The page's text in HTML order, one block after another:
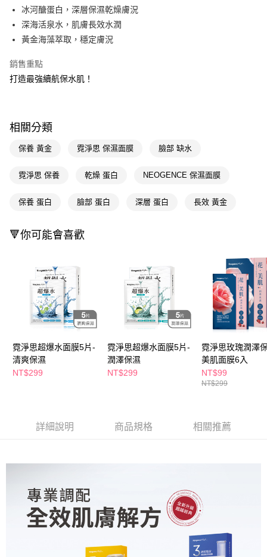
悠遊付
Google Pay
相關說明
【關於「AFTEE先享後付」】
２．便利：只要手機號碼，簡訊認證，即可結帳。
３．安心：先確認商品／服務後，再付款。
【「AFTEE先享後付」結帳流程】
結帳頁面，進行簡訊認證並確認金額後，即可完成結帳。
３．收到繳費通知簡訊後14天內，點擊此簡訊中的連結，可透過四大超商／
ATM／網路銀行／等多元方式進行付款，方視為交易完成。
購買商品的店家。未經商家同意取消之訂單仍視為有效，需透過AFTEE先享
後付繳納相關費用。
是否繳費成功／繳費後需取消欲退款等相關疑問，請聯繫「AFTEE先享後付
客戶支援中心」 https://netprotections.freshdesk.com/support/home
【注意事項】
１．透過由恩沛科技股份有限公司提供之「AFTEE先享後付」服務完成之交
易，需依本服務之必要範圍內提供個人資料，並將交易相關給付款項請求債
權轉讓予恩沛科技股份有限公司。
https://aftee.tw/terms/#terms3
３．未成年的使用者請事先徵得法定代理人或監護人之同意方可使用
「AFTEE先享後付」，若未經同意申辦者引起之損失，本公司不負相關責
５．嚴禁一人註冊多個帳號或使用他人資訊註冊。若發現惡意使用之情形，
恩沛科技股份有限公司將有權停止該用戶之使用額度並採取法律行動。
每筆NT$65，滿NT$390(含以上)免運費
付款後全家取貨
每筆NT$65，滿NT$490(含以上)免運費
每筆NT$65，滿NT$490(含以上)免運費
7-11取貨付款
每筆NT$65，滿NT$490(含以上)免運費
付款後7-11取貨
每筆NT$65，滿NT$490(含以上)免運費
宅配(本島)
每筆NT$80，滿NT$290(含以上)免運費
冰河醣蛋白，深層保濕乾燥膚況
深海活泉水，肌膚長效水潤
黃金海藻萃取，穩定膚況
銷售重點
打造最強續航保水肌！
相關分類
保養 黃金 霓淨思 保濕面膜 臉部 缺水
霓淨思 保養 乾燥 蛋白 NEOGENCE 保濕面膜
保養 蛋白 臉部 蛋白 深層 蛋白 長效 黃金
🔻你可能會喜歡
霓淨思超爆水面膜5片-
清爽保濕
NT$299
霓淨思超爆水面膜5片-
潤澤保濕
NT$299
霓淨思玫瑰潤澤
美肌面膜6入
NT$99
NT$299
詳細說明 商品規格 相關推薦